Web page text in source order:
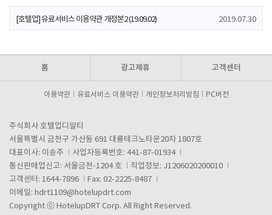
[호텔업] 유료서비스 이용약관 개정본2 (19.09.02) 2019.07.30
홈 광고제휴 고객센터
이용약관 유료서비스 이용약관 개인정보처리방침 PC버전
주식회사 호텔업디알티
서울특별시 금천구 가산동 691 대륭테크노타운20차 1807호
대표이사: 이송주
사업자등록번호: 441-87-01934
통신판매업신고: 서울금천-1204 호
직업정보: J1206020200010
고객센터: 1644-7896
Fax: 02-2225-8487
이메일: hdrt1109@hotelupdrt.com
Copyright ⓒ HotelupDRT Corp. All Right Reserved.